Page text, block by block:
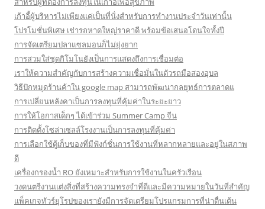
เก้าอี้ผู้บริหารไม่เพียงแค่เป็นที่นั่งสำหรับการทำงานประจำวันเท่านั้น
โปรโมชั่นพิเศษ เช่ารถหาดใหญ่ราคาดี พร้อมข้อเสนอโดนใจทั้งปี
การจัดเตรียมปลาแซลมอนก็ไม่ยุ่งยาก
การสวมใส่ชุดกิโมโนยังเป็นการแสดงถึงการเชื่อมต่อ
เราให้ความสำคัญกับการสร้างความเชื่อมั่นในตัวรถมือสองอุบล
วิธีปักหมุดร้านค้าใน google map สามารถพัฒนากลยุทธ์การตลาดแ
การเปลี่ยนหลังคาเป็นการลงทุนที่คุ้มค่าในระยะยาว
การให้โอกาสเด็กๆ ได้เข้าร่วม Summer Camp จีน
การติดตั้งโซล่าเซลล์โรงงานเป็นการลงทุนที่คุ้มค่า
การเลือกใช้ตู้เก็บของที่มีฟังก์ชั่นการใช้งานที่หลากหลายและอยู่ในสภาพ
ดี
เครื่องกรองน้ำ RO ยังเหมาะสำหรับการใช้งานในครัวเรือน
วงดนตรีงานแต่งสิ่งที่สร้างความทรงจำที่ดีและมีความหมายในวันที่สำคัญ
แพ็คเกจทัวร์ยุโรปของเรายังมีการจัดเตรียมโปรแกรมการที่น่าตื่นเต้น